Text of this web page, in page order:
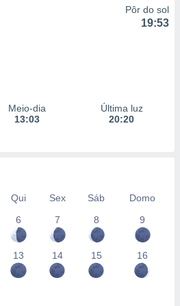
Pôr do sol
19:53
Meio-dia
13:03
Última luz
20:20
Qui Sex Sáb
Domo
6
7 8 9
13 14 15 16